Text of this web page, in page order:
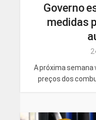
Governo
medidas
A próxima semana
preços dos